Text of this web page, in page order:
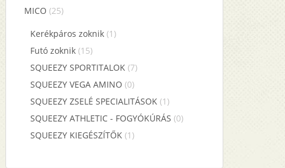
MICO (25)
Kerékpáros zoknik (1)
Futó zoknik (15)
SQUEEZY SPORTITALOK (7)
SQUEEZY VEGA AMINO (0)
SQUEEZY ZSELÉ SPECIALITÁSOK (1)
SQUEEZY ATHLETIC - FOGYÓKÚRÁS (0)
SQUEEZY KIEGÉSZÍTŐK (1)